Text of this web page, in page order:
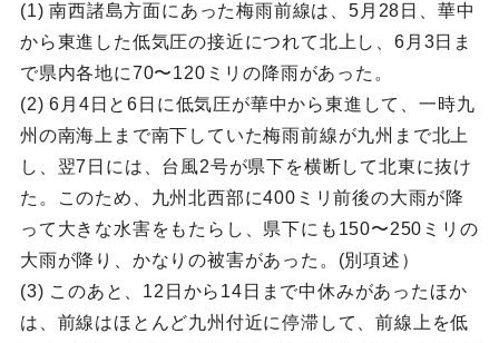
(1) 南西諸島方面にあった梅雨前線は、5月28日、華中
から東進した低気圧の接近につれて北上し、6月3日ま
で県内各地に70〜120ミリの降雨があった。
(2) 6月4日と6日に低気圧が華中から東進して、一時九
州の南海上まで南下していた梅雨前線が九州まで北上
し、翌7日には、台風2号が県下を横断して北東に抜け
た。このため、九州北西部に400ミリ前後の大雨が降
って大きな水害をもたらし、県下にも150〜250ミリの
大雨が降り、かなりの被害があった。(別項述）
(3) このあと、12日から14日まで中休みがあったほか
は、前線はほとんど九州付近に停滞して、前線上を低